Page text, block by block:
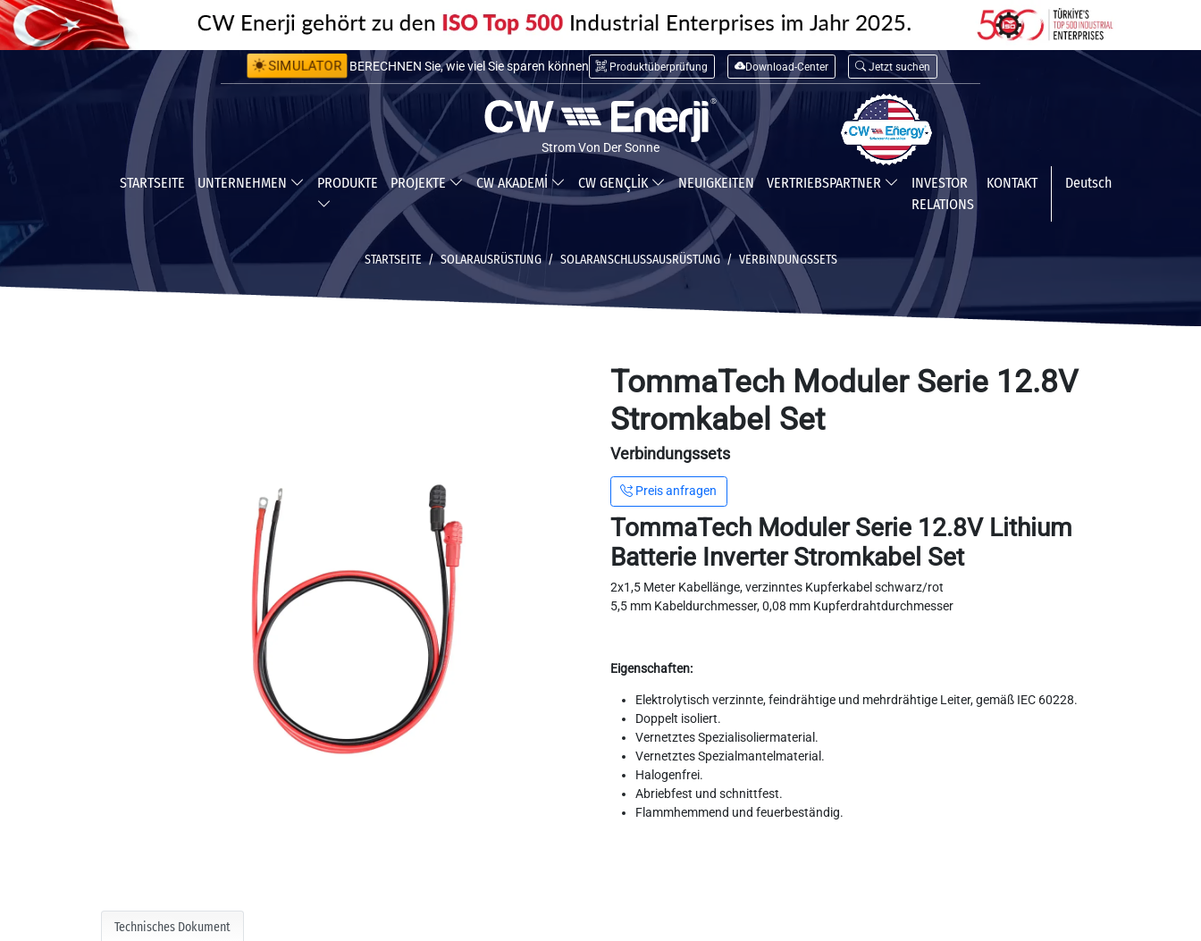
SIMULATOR
BERECHNEN Sie die Installationskosten
BERECHNEN Sie, wie viel Sie sparen können
Produktüberprüfung Download-Center Jetzt suchen
Strom Von Der Sonne
STARTSEITE UNTERNEHMEN PRODUKTE PROJEKTE CW AKADEMİ CW GENÇLİK NEUIGKEITEN VERTRIEBSPARTNER
INVESTOR
RELATIONS
KONTAKT Deutsch
STARTSEITE SOLARAUSRÜSTUNG SOLARANSCHLUSSAUSRÜSTUNG VERBINDUNGSSETS
TommaTech Moduler Serie 12.8V
Stromkabel Set
Verbindungssets
Preis anfragen
TommaTech Moduler Serie 12.8V Lithium
Batterie Inverter Stromkabel Set
2x1,5 Meter Kabellänge, verzinntes Kupferkabel schwarz/rot
5,5 mm Kabeldurchmesser, 0,08 mm Kupferdrahtdurchmesser
Eigenschaften:
Elektrolytisch verzinnte, feindrähtige und mehrdrähtige Leiter, gemäß IEC 60228.
Doppelt isoliert.
Vernetztes Spezialisoliermaterial.
Vernetztes Spezialmantelmaterial.
Halogenfrei.
Abriebfest und schnittfest.
Flammhemmend und feuerbeständig.
Technisches Dokument